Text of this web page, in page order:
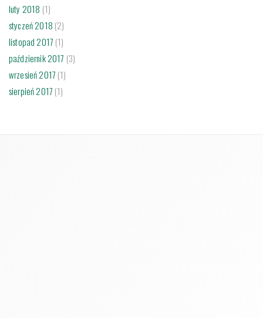
luty 2018 (1)
styczeń 2018 (2)
listopad 2017 (1)
październik 2017 (3)
wrzesień 2017 (1)
sierpień 2017 (1)